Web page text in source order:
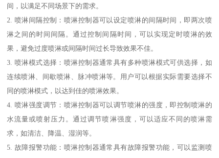
间，以满足不同场景下的需求。
2. 喷淋间隔控制：喷淋控制器可以设定喷淋的间隔时间，即两次喷
淋之间的时间间隔。通过控制间隔时间，可以实现定时喷淋的效
果，避免过度喷淋或间隔时间过长导致效果不佳。
3. 喷淋模式选择：喷淋控制器通常具有多种喷淋模式可供选择，如
连续喷淋、间歇喷淋、脉冲喷淋等。用户可以根据实际需要选择不
同的喷淋模式，以达到佳的喷淋效果。
4. 喷淋强度调节：喷淋控制器可以调节喷淋的强度，即控制喷淋的
水流量或喷射压力。通过调节喷淋强度，可以适应不同的喷淋需
求，如清洁、降温、湿润等。
5. 故障报警功能：喷淋控制器通常具有故障报警功能，可以监测喷